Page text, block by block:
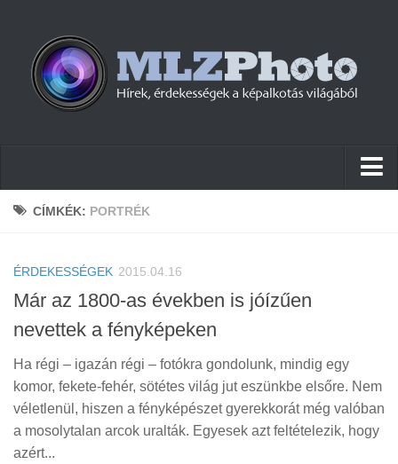
Hírek
Cikkek
Szoftver
Firmware
Tudástár
Tanácsok
Érdekességek
CÍMKÉK: PORTRÉK
ÉRDEKESSÉGEK 2015.04.16
Már az 1800-as években is jóízűen
nevettek a fényképeken
Ha régi – igazán régi – fotókra gondolunk, mindig egy
komor, fekete-fehér, sötétes világ jut eszünkbe elsőre. Nem
véletlenül, hiszen a fényképészet gyerekkorát még valóban
a mosolytalan arcok uralták. Egyesek azt feltételezik, hogy
azért...